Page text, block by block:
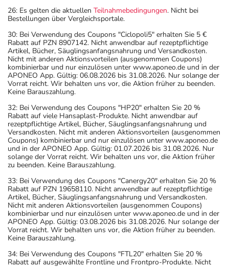
26: Es gelten die aktuellen Teilnahmebedingungen. Nicht bei
Bestellungen über Vergleichsportale.
30: Bei Verwendung des Coupons "Ciclopoli5" erhalten Sie 5 €
Rabatt auf PZN 8907142. Nicht anwendbar auf rezeptpflichtige
Artikel, Bücher, Säuglingsanfangsnahrung und Versandkosten.
Nicht mit anderen Aktionsvorteilen (ausgenommen Coupons)
kombinierbar und nur einzulösen unter www.aponeo.de und in der
APONEO App. Gültig: 06.08.2026 bis 31.08.2026. Nur solange der
Vorrat reicht. Wir behalten uns vor, die Aktion früher zu beenden.
Keine Barauszahlung.
32: Bei Verwendung des Coupons "HP20" erhalten Sie 20 %
Rabatt auf viele Hansaplast-Produkte. Nicht anwendbar auf
rezeptpflichtige Artikel, Bücher, Säuglingsanfangsnahrung und
Versandkosten. Nicht mit anderen Aktionsvorteilen (ausgenommen
Coupons) kombinierbar und nur einzulösen unter www.aponeo.de
und in der APONEO App. Gültig: 01.07.2026 bis 31.08.2026. Nur
solange der Vorrat reicht. Wir behalten uns vor, die Aktion früher
zu beenden. Keine Barauszahlung.
33: Bei Verwendung des Coupons "Canergy20" erhalten Sie 20 %
Rabatt auf PZN 19658110. Nicht anwendbar auf rezeptpflichtige
Artikel, Bücher, Säuglingsanfangsnahrung und Versandkosten.
Nicht mit anderen Aktionsvorteilen (ausgenommen Coupons)
kombinierbar und nur einzulösen unter www.aponeo.de und in der
APONEO App. Gültig: 03.08.2026 bis 31.08.2026. Nur solange der
Vorrat reicht. Wir behalten uns vor, die Aktion früher zu beenden.
Keine Barauszahlung.
34: Bei Verwendung des Coupons "FTL20" erhalten Sie 20 %
Rabatt auf ausgewählte Frontline und Frontpro-Produkte. Nicht